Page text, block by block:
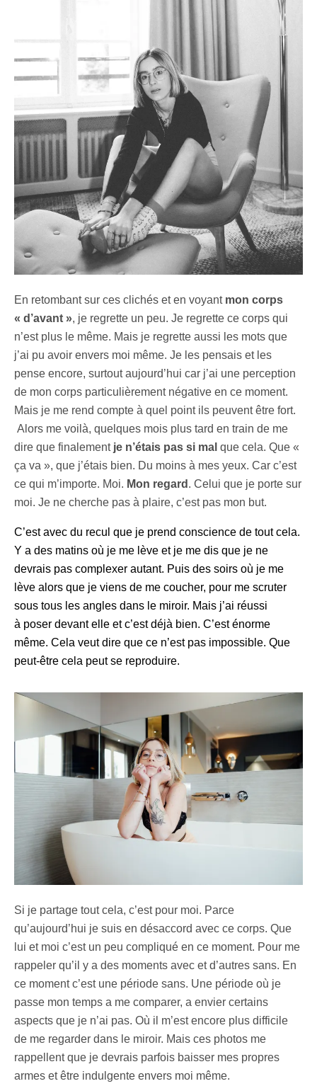
En retombant sur ces clichés et en voyant mon corps
« d’avant », je regrette un peu. Je regrette ce corps qui
n’est plus le même. Mais je regrette aussi les mots que
j’ai pu avoir envers moi même. Je les pensais et les
pense encore, surtout aujourd’hui car j’ai une perception
de mon corps particulièrement négative en ce moment.
Mais je me rend compte à quel point ils peuvent être fort.
Alors me voilà, quelques mois plus tard en train de me
dire que finalement je n’étais pas si mal que cela. Que «
ça va », que j’étais bien. Du moins à mes yeux. Car c’est
ce qui m’importe. Moi. Mon regard . Celui que je porte sur
moi. Je ne cherche pas à plaire, c’est pas mon but.
C’est avec du recul que je prend conscience de tout cela.
Y a des matins où je me lève et je me dis que je ne
devrais pas complexer autant. Puis des soirs où je me
lève alors que je viens de me coucher, pour me scruter
sous tous les angles dans le miroir. Mais j’ai réussi
à poser devant elle et c’est déjà bien. C’est énorme
même. Cela veut dire que ce n’est pas impossible. Que
peut-être cela peut se reproduire.
Si je partage tout cela, c’est pour moi. Parce
qu’aujourd’hui je suis en désaccord avec ce corps. Que
lui et moi c’est un peu compliqué en ce moment. Pour me
rappeler qu’il y a des moments avec et d’autres sans. En
ce moment c’est une période sans. Une période où je
passe mon temps a me comparer, a envier certains
aspects que je n’ai pas. Où il m’est encore plus difficile
de me regarder dans le miroir. Mais ces photos me
rappellent que je devrais parfois baisser mes propres
armes et être indulgente envers moi même.